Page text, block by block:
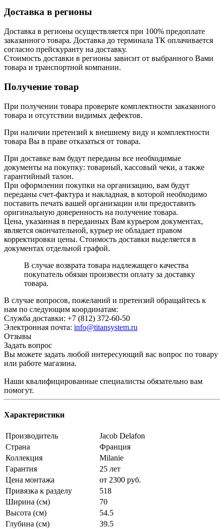
Доставка в регионы
Доставка в регионы осуществляется при 100% предоплате
заказанного товара. Доставка до терминала ТК оплачивается
согласно прейскуранту на доставку.
Стоимость доставки в регионы зависит от выбранного Вами
товара и транспортной компании.
Получение товар
При получении товара проверьте комплектности заказанного
товара и отсутствии видимых дефектов.
При наличии претензий к внешнему виду и комплектности
товара Вы в праве отказаться от товара.
При доставке вам будут переданы все необходимые
документы на покупку: товарный, кассовый чеки, а также
гарантийный талон.
При оформлении покупки на организацию, вам будут
переданы счет-фактура и накладная, в которой необходимо
поставить печать вашей организации или предоставить
оригинальную доверенность на получение товара.
Цена, указанная в переданных Вам курьером документах,
является окончательной, курьер не обладает правом
корректировки цены. Стоимость доставки выделяется в
документах отдельной графой.
В случае возврата товара надлежащего качества
покупатель обязан произвести оплату за доставку
товара.
В случае вопросов, пожеланий и претензий обращайтесь к
нам по следующим координатам:
Служба доставки: +7 (812) 372-60-50
Электронная почта: info@titansystem.ru
Отзывы
Задать вопрос
Вы можете задать любой интересующий вас вопрос по товару
или работе магазина.
Наши квалифицированные специалисты обязательно вам
помогут.
Характеристики
Производитель
Jacob Delafon
Страна
Франция
Коллекция
Milanie
Гарантия
25 лет
Цена монтажа
от 2300 руб.
Привязка к разделу
518
Ширина (см)
70
Высота (см)
54.5
Глубина (см)
39.5